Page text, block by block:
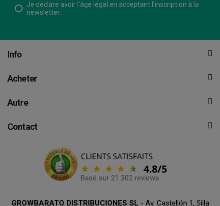
Je déclare avoir l’âge légal en acceptant l’inscription à la
newsletter.
Info
Acheter
Autre
Contact
Basé sur 21 302 reviews
GROWBARATO DISTRIBUCIONES SL - Av. Castellón 1, Silla